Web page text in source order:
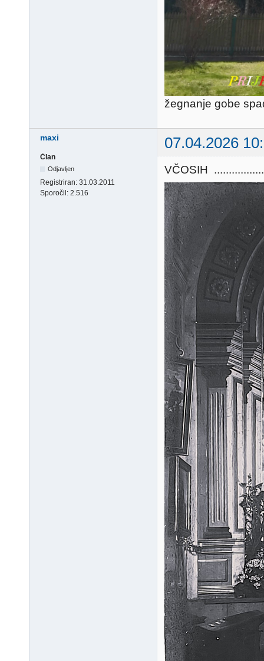
žegnanje gobe
maxi 07.04.2026
Član
Odjavljen
Registriran: 31.03.2011
Sporočil: 2.516
VČOSIH